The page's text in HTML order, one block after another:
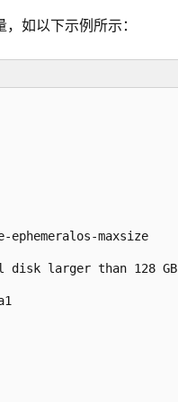
如以下示例所示：
ephemeralos-maxsize
disk larger than 128 GB